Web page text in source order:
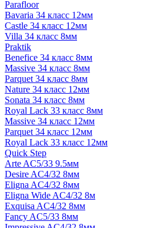
Parafloor
Bavaria 34 класс 12мм
Castle 34 класс 12мм
Villa 34 класс 8мм
Praktik
Benefice 34 класс 8мм
Massive 34 класс 8мм
Parquet 34 класс 8мм
Nature 34 класс 12мм
Sonata 34 класс 8мм
Royal Lack 33 класс 8мм
Massive 34 класс 12мм
Parquet 34 класс 12мм
Royal Lack 33 класс 12мм
Quick Step
Arte AC5/33 9.5мм
Desire AC4/32 8мм
Eligna AC4/32 8мм
Eligna Wide AC4/32 8м
Exquisa AC4/32 8мм
Fancy AC5/33 8мм